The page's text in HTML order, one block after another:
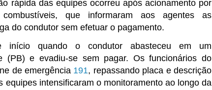
rápida das equipes ocorreu após acionamento por
que informaram aos agentes as
do condutor sem efetuar o pagamento.
quando o condutor abasteceu em um
(PB) e evadiu-se sem pagar. Os funcionários do
de emergência 191, repassando placa e descrição
equipes intensificaram o monitoramento ao longo da